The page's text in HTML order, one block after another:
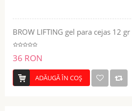
BROW LIFTING gel para cejas 12 gr
36 RON
ADĂUGĂ ÎN COŞ